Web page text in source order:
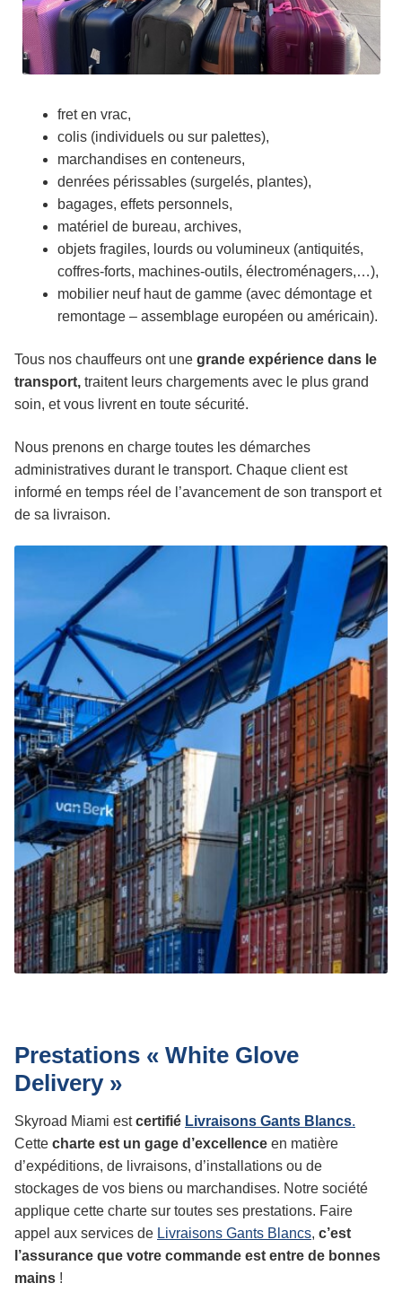
fret en vrac,
colis (individuels ou sur palettes),
marchandises en conteneurs,
denrées périssables (surgelés, plantes),
bagages, effets personnels,
matériel de bureau, archives,
objets fragiles, lourds ou volumineux (antiquités,
coffres-forts, machines-outils, électroménagers,…),
mobilier neuf haut de gamme (avec démontage et
remontage – assemblage européen ou américain).
Tous nos chauffeurs ont une grande expérience dans le
transport, traitent leurs chargements avec le plus grand
soin, et vous livrent en toute sécurité.
Nous prenons en charge toutes les démarches
administratives durant le transport. Chaque client est
informé en temps réel de l’avancement de son transport et
de sa livraison.
Prestations « White Glove
Delivery »
Skyroad Miami estcertifié Livraisons Gants Blancs.
Cette charte est un gage d’excellence en matière
d’expéditions, de livraisons, d’installations ou de
stockages de vos biens ou marchandises. Notre société
applique cette charte sur toutes ses prestations. Faire
appel aux services de Livraisons Gants Blancs, c’est
l’assurance que votre commande est entre de bonnes
mains !